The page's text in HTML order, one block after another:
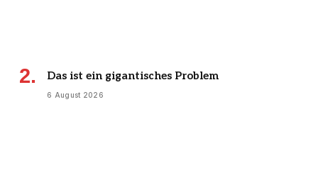
Das ist ein gigantisches Problem
6 August 2026